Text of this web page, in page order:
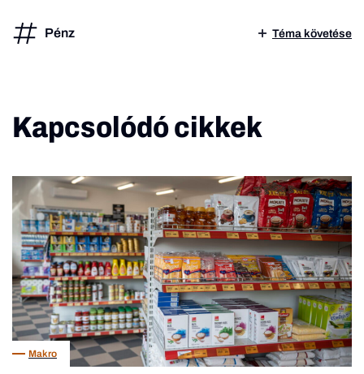
Pénz Téma követése
Kapcsolódó cikkek
Makro